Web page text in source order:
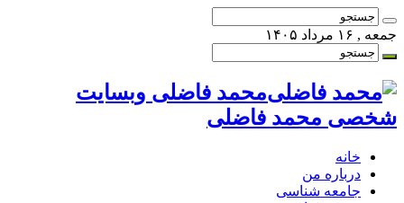
جمعه , ۱۶ مرداد ۱۴۰۵
محمد فاضلی وبسایت
شخصی محمد فاضلی
خانه
درباره من
جامعه شناسی